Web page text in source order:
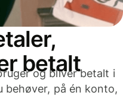
betalt
og bliver betalt i
behøver, på én konto,